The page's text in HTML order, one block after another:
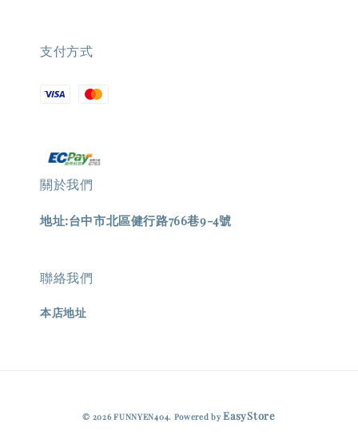
支付方式
關於我們
地址:台中市北區健行路766巷9-4號
聯絡我們
本店地址
© 2026 FUNNYEN404. Powered byEasyStore